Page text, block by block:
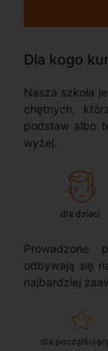
Dla kogo
Nasza szkoła
chętnych,
podstaw albo
wyżej.
dla dzieci
Prowadzone
odbywają się
najbardziej
dla